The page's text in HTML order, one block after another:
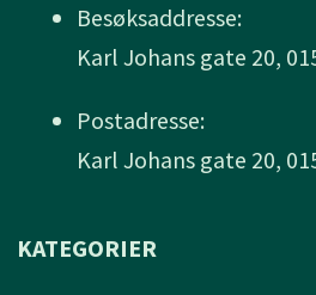
Besøksaddresse:
Karl Johans gate 20,
Postadresse:
Karl Johans gate 20,
KATEGORIER